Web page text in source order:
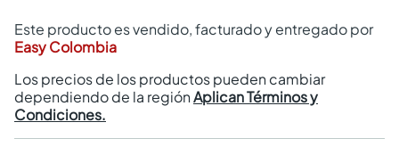
Este producto es vendido, facturado y entregado por
Easy Colombia
Los precios de los productos pueden cambiar
dependiendo de la regiónAplican Términos y
Condiciones.